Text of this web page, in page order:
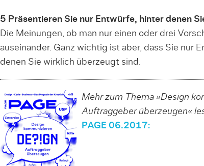
5 Präsentieren Sie nur Entwürfe, hinter denen
Die Meinungen, ob man nur einen oder drei
auseinander. Ganz wichtig ist aber, dass Sie nur
denen Sie wirklich überzeugt sind.
Mehr zum Thema »Design
Auftraggeber überzeugen«
PAGE 06.2017: